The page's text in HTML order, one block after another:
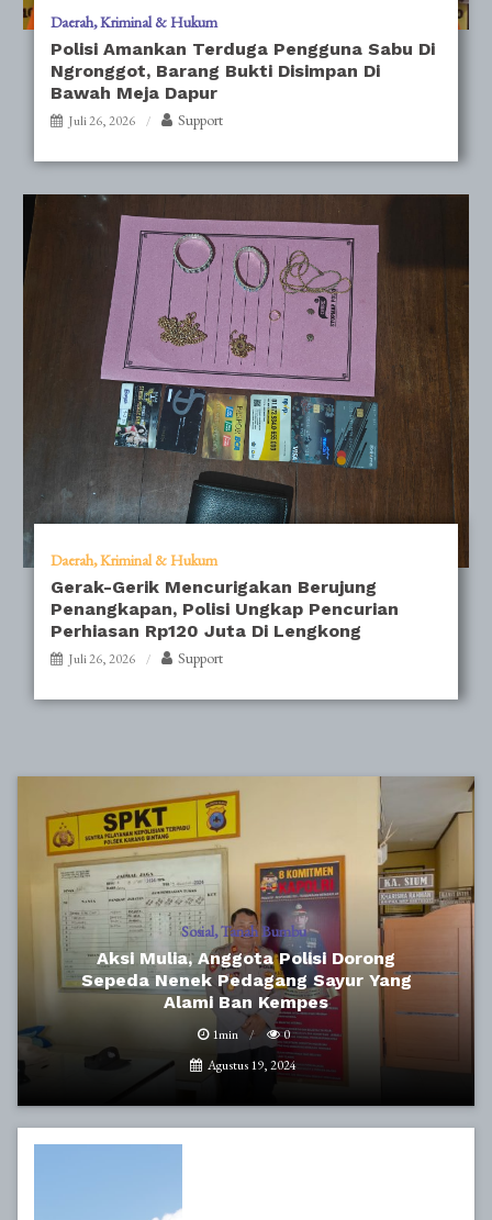
Daerah Kriminal & Hukum
Polisi Amankan Terduga Pengguna Sabu Di
Ngronggot, Barang Bukti Disimpan Di
Bawah Meja Dapur
Juli 26, 2026 Support
Daerah Kriminal & Hukum
Gerak-Gerik Mencurigakan Berujung
Penangkapan, Polisi Ungkap Pencurian
Perhiasan Rp120 Juta Di Lengkong
Juli 26, 2026 Support
Sosial Tanah Bumbu
Aksi Mulia, Anggota Polisi Dorong
Sepeda Nenek Pedagang Sayur Yang
Alami Ban Kempes
1min
0
Agustus 19, 2024